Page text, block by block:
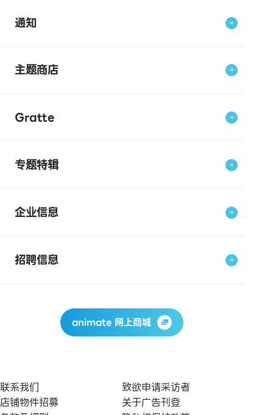
通知
主题商店
Gratte
专题特辑
企业信息
招聘信息
animate 网上商城
联系我们
致欲申请采访者
店铺物件招募
关于广告刊登